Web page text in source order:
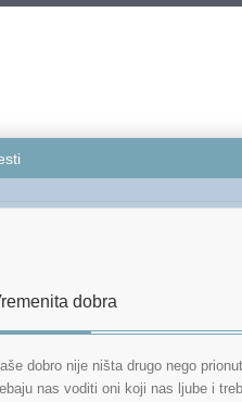
dobra
dobro nije ništa drugo nego
nas voditi oni koji nas ljube i